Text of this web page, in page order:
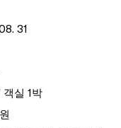
31
객실 1박